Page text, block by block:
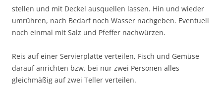
stellen und mit Deckel ausquellen lassen. Hin und wieder
umrühren, nach Bedarf noch Wasser nachgeben. Eventuell
noch einmal mit Salz und Pfeffer nachwürzen.
Reis auf einer Servierplatte verteilen, Fisch und Gemüse
darauf anrichten bzw. bei nur zwei Personen alles
gleichmäßig auf zwei Teller verteilen.